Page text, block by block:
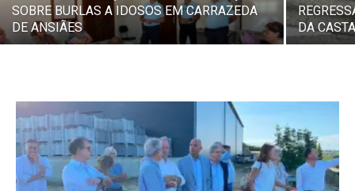
SOBRE BURLAS A IDOSOS EM CARRAZEDA
DE ANSIÃES
DA